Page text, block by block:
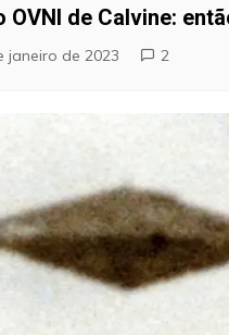
OVNI de Calvine:
janeiro de 2023 2